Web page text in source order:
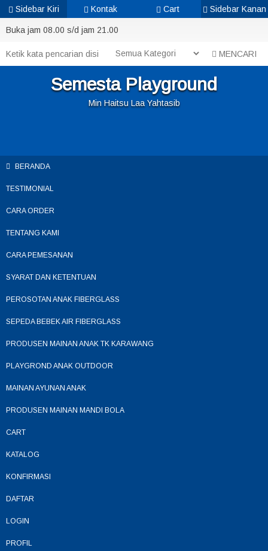
Buka jam 08.00 s/d jam 21.00
MENCARI
Semesta Playground
Min Haitsu Laa Yahtasib
BERANDA
TESTIMONIAL
CARA ORDER
TENTANG KAMI
CARA PEMESANAN
SYARAT DAN KETENTUAN
PEROSOTAN ANAK FIBERGLASS
SEPEDA BEBEK AIR FIBERGLASS
PRODUSEN MAINAN ANAK TK KARAWANG
PLAYGROND ANAK OUTDOOR
MAINAN AYUNAN ANAK
PRODUSEN MAINAN MANDI BOLA
CART
KATALOG
KONFIRMASI
DAFTAR
LOGIN
PROFIL
Sidebar Kiri Kontak Cart Sidebar Kanan